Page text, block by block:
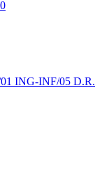
ING-INF/05 D.R.